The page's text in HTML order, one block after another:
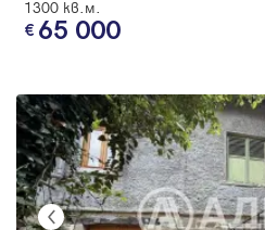
1300 кв.м.
65 000